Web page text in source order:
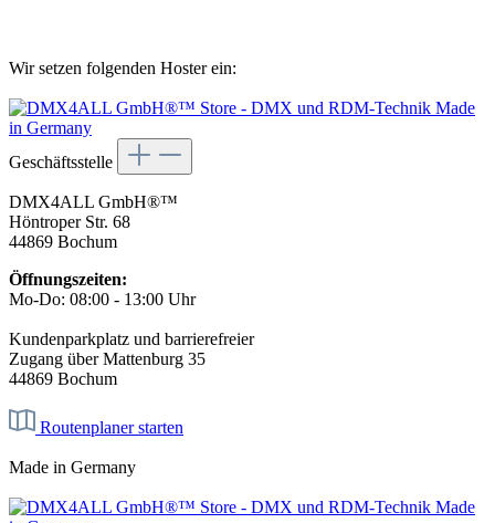
Wir setzen folgenden Hoster ein:
Geschäftsstelle
DMX4ALL GmbH®™
Höntroper Str. 68
44869 Bochum
Öffnungszeiten:
Mo-Do: 08:00 - 13:00 Uhr
Kundenparkplatz und barrierefreier
Zugang über Mattenburg 35
44869 Bochum
Routenplaner starten
Made in Germany